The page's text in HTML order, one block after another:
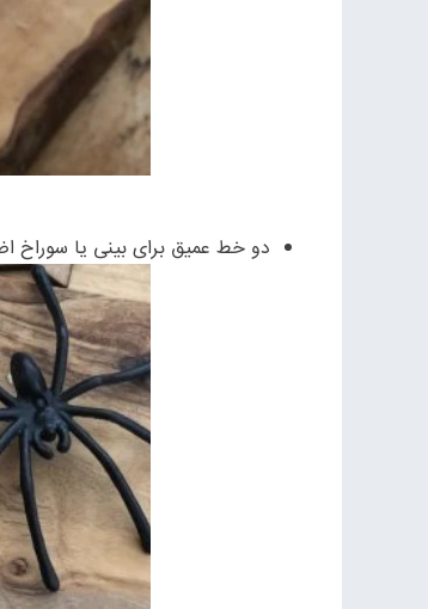
دو خط عمیق برای بینی یا سوراخ